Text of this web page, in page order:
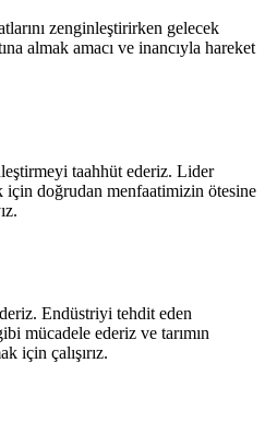
zenginleştirirken gelecek
almak amacı ve inancıyla hareket
taahhüt ederiz. Lider
için doğrudan menfaatimizin ötesine
Endüstriyi tehdit eden
mücadele ederiz ve tarımın
için çalışırız.